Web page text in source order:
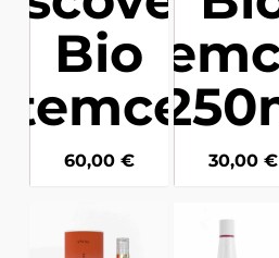
Bio
60,00 € 30,00€